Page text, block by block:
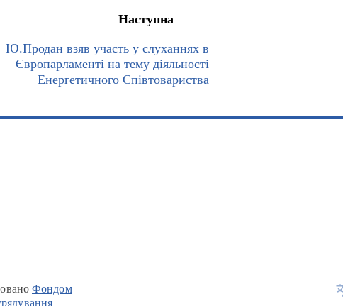
Наступна
Ю.Продан взяв участь у слуханнях в
Європарламенті на тему діяльності
Енергетичного Співтовариства
Фондом